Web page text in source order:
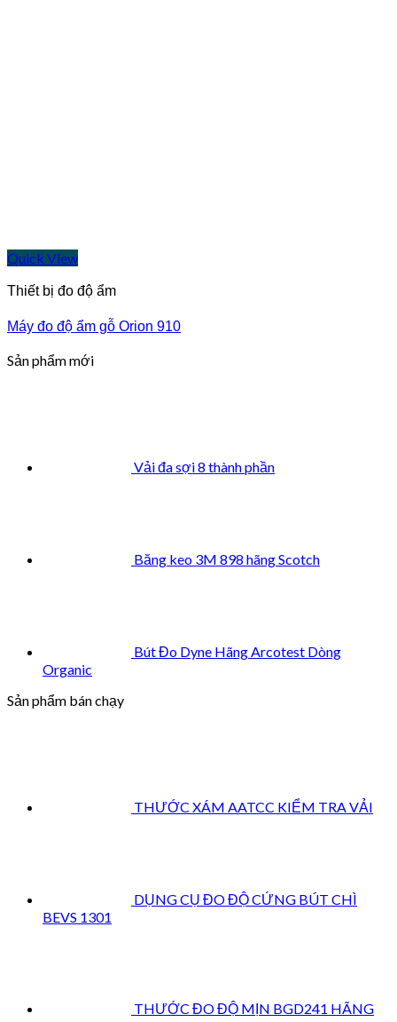
Quick View
Thiết bị đo độ ẩm
Máy đo độ ẩm gỗ Orion 910
Sản phẩm mới
Vải đa sợi 8 thành phần
Băng keo 3M 898 hãng Scotch
Bút Đo Dyne Hãng Arcotest Dòng
Organic
Sản phẩm bán chạy
THƯỚC XÁM AATCC KIỂM TRA VẢI
DỤNG CỤ ĐO ĐỘ CỨNG BÚT CHÌ
BEVS 1301
THƯỚC ĐO ĐỘ MỊN BGD241 HÃNG